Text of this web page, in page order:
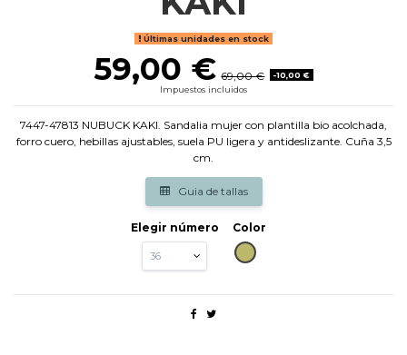
Últimas unidades en stock
59,00 € 69,00 €
-10,00 €
Impuestos incluidos
7447-47813 NUBUCK KAKI. Sandalia mujer con plantilla bio acolchada,
forro cuero, hebillas ajustables, suela PU ligera y antideslizante. Cuña 3,5
cm.
Guia de tallas
Elegir número
Color
KAKI